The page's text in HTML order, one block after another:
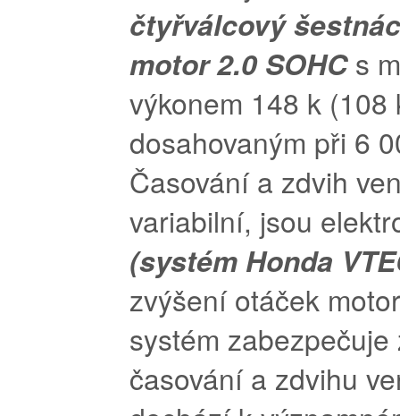
čtyřválcový
motor 2.0 SOHC s
výkonem 148 k (108
dosahovaným při 6
Časování a zdvih
variabilní, jsou
(systém Honda
zvýšení otáček
systém zabezpečuje
časování a zdvihu